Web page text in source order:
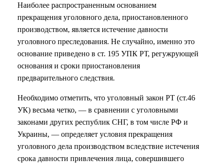
Наиболее распространенным основанием
прекращения уголовного дела, приостановленного
производством, является истечение давности
уголовного преследования. Не случайно, именно это
основание приведено в ст. 195 УПК РТ, регужрующей
основания и сроки приостановления
предварительного следствия.
Необходимо отметить, что уголовный закон РТ (ст.46
УК) весьма четко, — в сравнении с уголовными
законами других республик СНГ, в том числе РФ и
Украины, — определяет условия прекращения
уголовного дела производством вследствие истечения
срока давности привлечения лица, совершившего